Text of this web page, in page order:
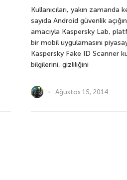
Kullanıcıları, yakın zamanda
sayıda Android güvenlik
amacıyla Kaspersky Lab,
bir mobil uygulamasını
Kaspersky Fake ID Scanner
bilgilerini, gizliliğini
Ağustos 15, 2014